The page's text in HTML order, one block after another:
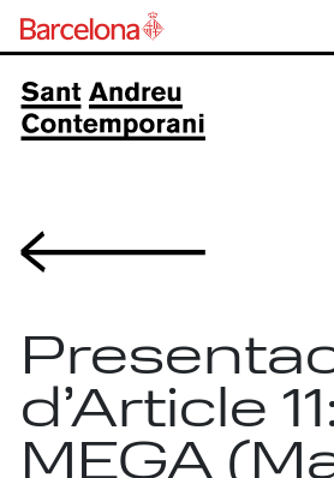
d’Article
MEGA